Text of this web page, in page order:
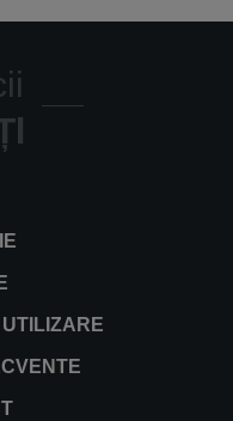
UTILIZARE